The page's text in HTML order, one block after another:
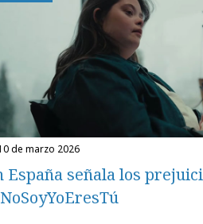
10 de marzo 2026
España señala los